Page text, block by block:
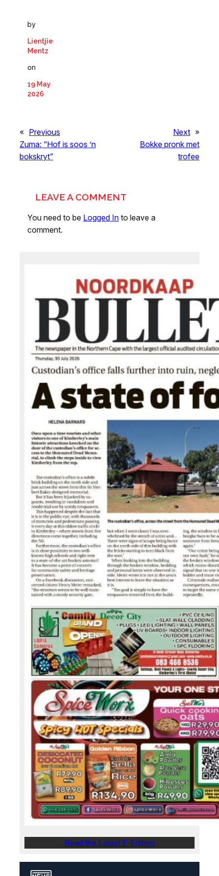
by
Lientjie
Mentz
on
19 May
2026
« Previous
Zuma: “Hof is soos ’n
bokskryt”
Next »
Bokke pronk met
trofee
LEAVE A COMMENT
You need to be Logged In to leave a
comment.
Read the Latest E-Edition